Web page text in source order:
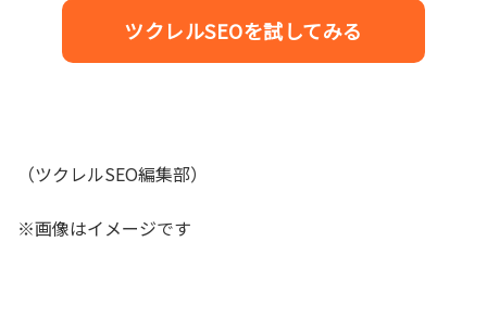
ツクレルSEOを試してみる
（ツクレルSEO編集部）
※画像はイメージです